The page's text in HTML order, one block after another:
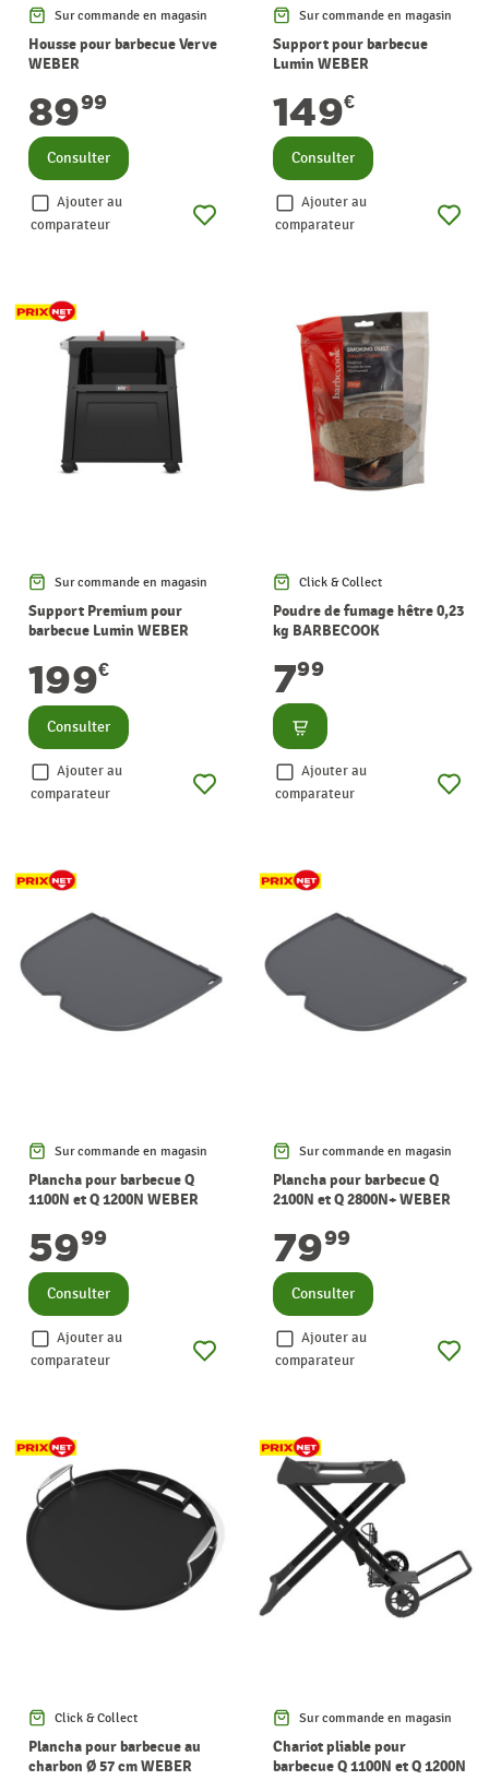
Sur commande en magasin
Housse pour barbecue Verve
WEBER
8999
Consulter
Ajouter au
comparateur
Sur commande en magasin
Support pour barbecue
Lumin WEBER
149€
Consulter
Ajouter au
comparateur
Sur commande en magasin
Support Premium pour
barbecue Lumin WEBER
199€
Consulter
Ajouter au
comparateur
Click & Collect
Poudre de fumage hêtre 0,23
kg BARBECOOK
799
Consulter
Ajouter au
comparateur
Sur commande en magasin
Plancha pour barbecue Q
1100N et Q 1200N WEBER
5999
Consulter
Ajouter au
comparateur
Sur commande en magasin
Plancha pour barbecue Q
2100N et Q 2800N+ WEBER
7999
Consulter
Ajouter au
comparateur
Click & Collect
Plancha pour barbecue au
charbon Ø 57 cm WEBER
Sur commande en magasin
Chariot pliable pour
barbecue Q 1100N et Q 1200N